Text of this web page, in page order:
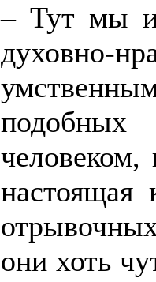
– Тут мы
духовно-
настоящая
они хоть